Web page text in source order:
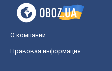
О компании
Правовая информация